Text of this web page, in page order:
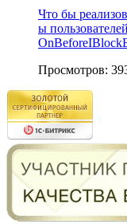
Что бы
ы
Просмотров: